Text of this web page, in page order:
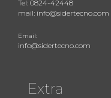
Tel: 0824-42448
mail: info@sidertecno.com
Email:
info@sidertecno.com
Extra